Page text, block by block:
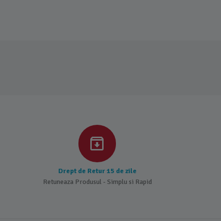
Drept de Retur 15 de zile
Retuneaza Produsul - Simplu si Rapid